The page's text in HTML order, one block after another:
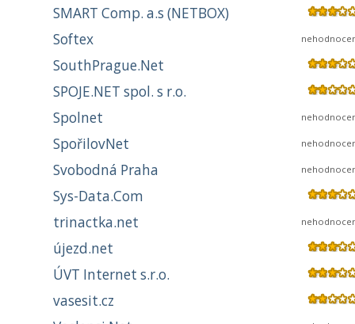
SMART Comp. a.s (NETBOX)
Softex
SouthPrague.Net
SPOJE.NET spol. s r.o.
Spolnet
SpořilovNet
Svobodná Praha
Sys-Data.Com
trinactka.net
újezd.net
ÚVT Internet s.r.o.
vasesit.cz